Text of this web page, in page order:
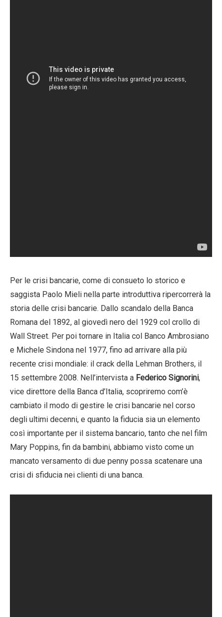
Per le crisi bancarie, come di consueto lo storico e
saggista Paolo Mieli nella parte introduttiva ripercorrerà la
storia delle crisi bancarie. Dallo scandalo della Banca
Romana del 1892, al giovedì nero del 1929 col crollo di
Wall Street. Per poi tornare in Italia col Banco Ambrosiano
e Michele Sindona nel 1977, fino ad arrivare alla più
recente crisi mondiale: il crack della Lehman Brothers, il
15 settembre 2008. Nell’intervista a Federico Signorini,
vice direttore della Banca d’Italia, scopriremo com’è
cambiato il modo di gestire le crisi bancarie nel corso
degli ultimi decenni, e quanto la fiducia sia un elemento
così importante per il sistema bancario, tanto che nel film
Mary Poppins, fin da bambini, abbiamo visto come un
mancato versamento di due penny possa scatenare una
crisi di sfiducia nei clienti di una banca.